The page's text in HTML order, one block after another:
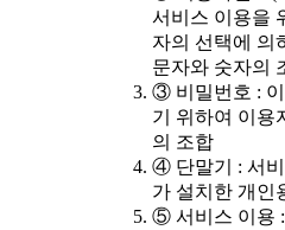
서비스 이용을
자의 선택에 의
문자와 숫자의
③ 비밀번호 :
기 위하여 이용
의 조합
④ 단말기 : 서
가 설치한 개인
⑤ 서비스 이용